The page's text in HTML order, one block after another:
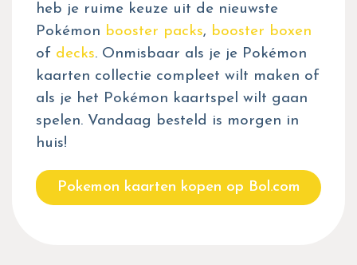
heb je ruime keuze uit de nieuwste
Pokémon booster packs, booster boxen
of decks. Onmisbaar als je je Pokémon
kaarten collectie compleet wilt maken of
als je het Pokémon kaartspel wilt gaan
spelen. Vandaag besteld is morgen in
huis!
Pokemon kaarten kopen op Bol.com